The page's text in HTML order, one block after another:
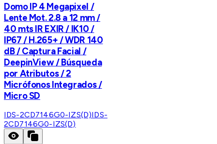
Domo IP 4 Megapixel /
Lente Mot. 2.8 a 12 mm /
40 mts IR EXIR / IK10 /
IP67 / H.265+ / WDR 140
dB / Captura Facial /
DeepinView / Búsqueda
por Atributos / 2
Micrófonos Integrados /
Micro SD
IDS-2CD7146G0-IZS(D)IDS-
2CD7146G0-IZS(D)